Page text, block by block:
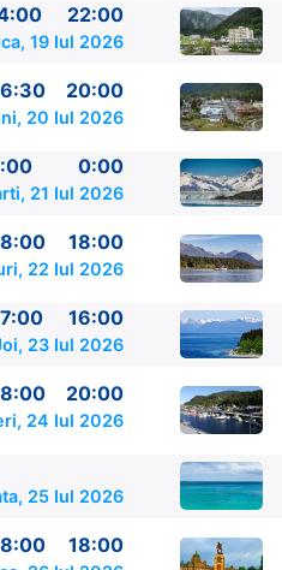
22:00
19 Iul 2026
20:00
20 Iul 2026
0:00
21 Iul 2026
18:00
22 Iul 2026
16:00
23 Iul 2026
20:00
24 Iul 2026
25 Iul 2026
18:00